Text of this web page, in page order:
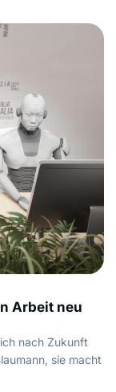
Arbeit neu
nach Zukunft
sie macht